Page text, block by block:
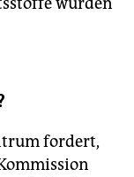
fordert,